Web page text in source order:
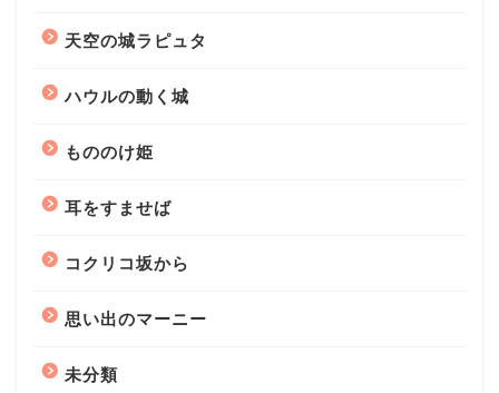
天空の城ラピュタ
ハウルの動く城
もののけ姫
耳をすませば
コクリコ坂から
思い出のマーニー
未分類